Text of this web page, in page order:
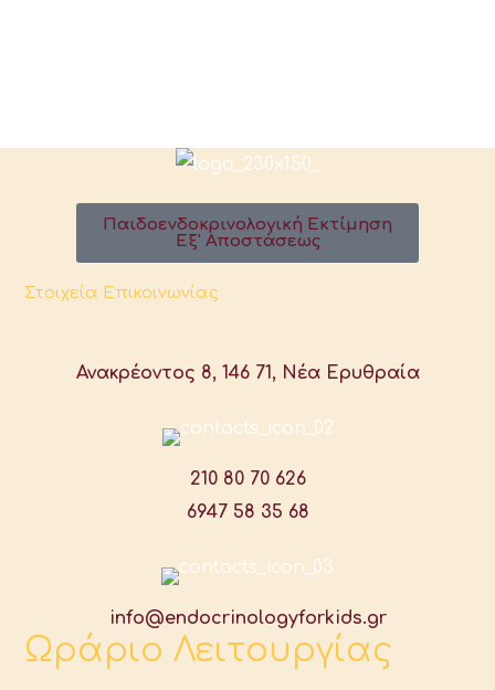
Παιδοενδοκρινολογική Εκτίμηση
Εξ' Αποστάσεως
Στοιχεία Επικοινωνίας
Ανακρέοντος 8, 146 71, Νέα Ερυθραία
210 80 70 626
6947 58 35 68
info@endocrinologyforkids.gr
Ωράριο Λειτουργίας